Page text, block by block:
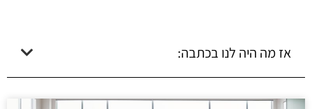
אז מה היה לנו בכתבה: